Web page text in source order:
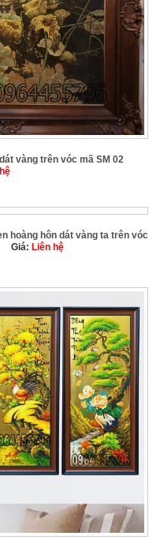
vàng trên vóc mã SM 02
hoàng hôn dát vàng ta trên vóc
Giá: Liên hệ